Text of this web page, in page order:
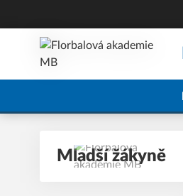
Mladší žákyně